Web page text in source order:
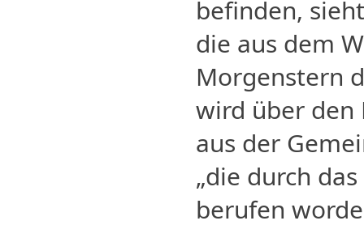
befinden,
die aus dem
Morgenstern
wird über den
aus der
„die durch
berufen